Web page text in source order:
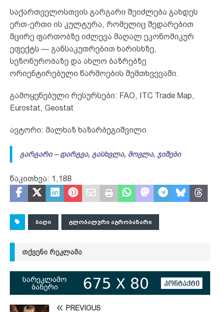
საქართველოსთვის გარგარი შეიძლება გახდეს
ერთ-ერთი ის კულტურა, რომელიც შედარებით
მცირე ფართობზე იძლევა მაღალ ეკონომიკურ
ეფექტს — განსაკუთრებით ხარისხზე,
სეზონურობაზე და ახლო ბაზრებზე
ორიენტირებული წარმოების შემთხვევაში.
გამოყენებული რესურსები: FAO, ITC Trade Map,
Eurostat, Geostat
ავტორი: მალხაზ ხაზარბეგიშვილი
გარგარი – დარგვა, გასხვლა, მოვლა, ჯიშები
წაკითხვა: 1,188
ᲑᲐᲦᲘ ᲒᲚᲝᲑᲐᲚᲣᲠᲘ ᲐᲒᲠᲝᲑᲐᲖᲐᲠᲘ
ᲗᲥᲕᲔᲜᲘ ᲠᲔᲙᲚᲐᲛᲐ
PREVIOUS